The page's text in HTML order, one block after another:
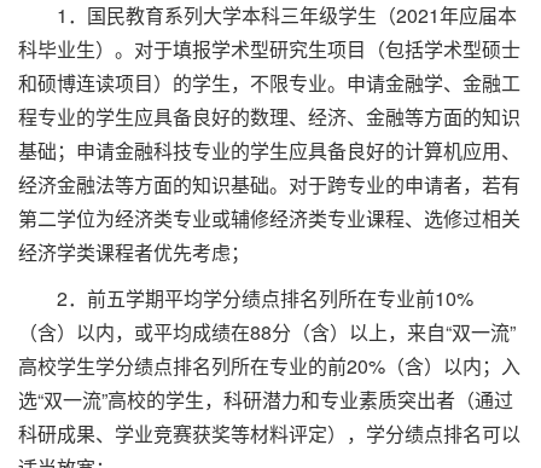
1．国民教育系列大学本科三年级学生（2021年应届本
科毕业生）。对于填报学术型研究生项目（包括学术型硕士
和硕博连读项目）的学生，不限专业。申请金融学、金融工
程专业的学生应具备良好的数理、经济、金融等方面的知识
基础；申请金融科技专业的学生应具备良好的计算机应用、
经济金融法等方面的知识基础。对于跨专业的申请者，若有
第二学位为经济类专业或辅修经济类专业课程、选修过相关
经济学类课程者优先考虑；
2．前五学期平均学分绩点排名列所在专业前10%
（含）以内，或平均成绩在88分（含）以上，来自“双一流”
高校学生学分绩点排名列所在专业的前20%（含）以内；入
选“双一流”高校的学生，科研潜力和专业素质突出者（通过
科研成果、学业竞赛获奖等材料评定），学分绩点排名可以